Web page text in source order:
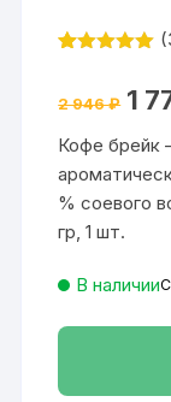
на основе
пользовател
ей
(
2 946₽ цена
2
946
1
Кофе брейк
% соевого
гр, 1 шт.
В наличии